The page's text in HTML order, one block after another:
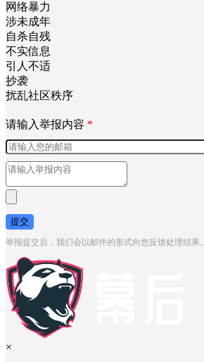
网络暴力
涉未成年
自杀自残
不实信息
引人不适
抄袭
扰乱社区秩序
请输入举报内容 *
提交
举报提交后，我们会以邮件的形式向您反馈处理结果。
×